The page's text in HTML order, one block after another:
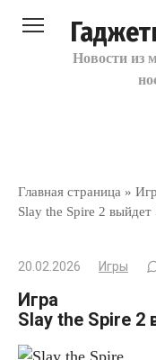
Новости из
Главная страница »
Slay the Spire 2
20.02.2026 Игры
Игра
Slay the Spire 2